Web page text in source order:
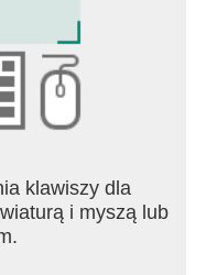
klawiszy dla
i myszą lub